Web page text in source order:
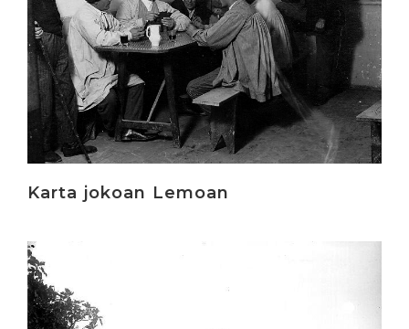
Karta jokoan Lemoan
Irakurri